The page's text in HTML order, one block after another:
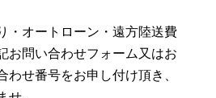
・オートローン・遠方陸送費
お問い合わせフォーム又はお
せ番号をお申し付け頂き、